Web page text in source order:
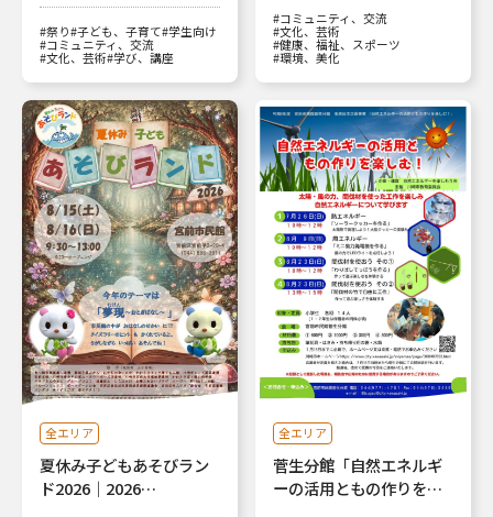
#祭り#子ども、子育て#学生向け
#コミュニティ、交流
#文化、芸術#学び、講座
#コミュニティ、交流
#文化、芸術
#健康、福祉、スポーツ
#環境、美化
全エリア
夏休み子どもあそびラン
ド2026｜2026…
全エリア
菅生分館「自然エネルギ
ーの活用ともの作りを…